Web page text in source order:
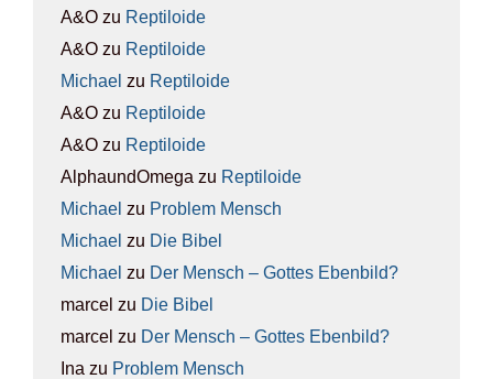
A&O zu Rep­ti­lo­ide
A&O zu Rep­ti­lo­ide
Michael zu Rep­ti­lo­ide
A&O zu Rep­ti­lo­ide
A&O zu Rep­ti­lo­ide
AlphaundOmega zu Rep­ti­lo­ide
Michael zu Pro­blem Mensch
Michael zu Die Bibel
Michael zu Der Mensch – Got­tes Eben­bild?
marcel zu Die Bibel
marcel zu Der Mensch – Got­tes Eben­bild?
Ina zu Pro­blem Mensch